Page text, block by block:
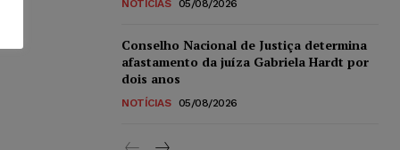
NOTÍCIAS 05/08/2026
Conselho Nacional de Justiça determina
afastamento da juíza Gabriela Hardt por
dois anos
NOTÍCIAS 05/08/2026